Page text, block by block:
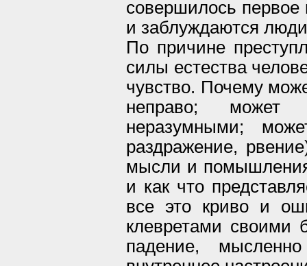
совершилось первое
и заблуждаются
По причине
силы естества
чувство. Почему
неправо; может
неразумными;
раздражение,
мысли и
и как что
все это криво и
клевретами своими
падение,